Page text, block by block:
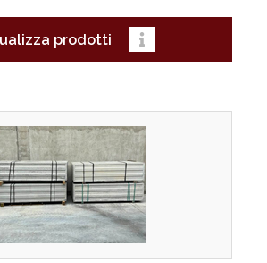
prodotti